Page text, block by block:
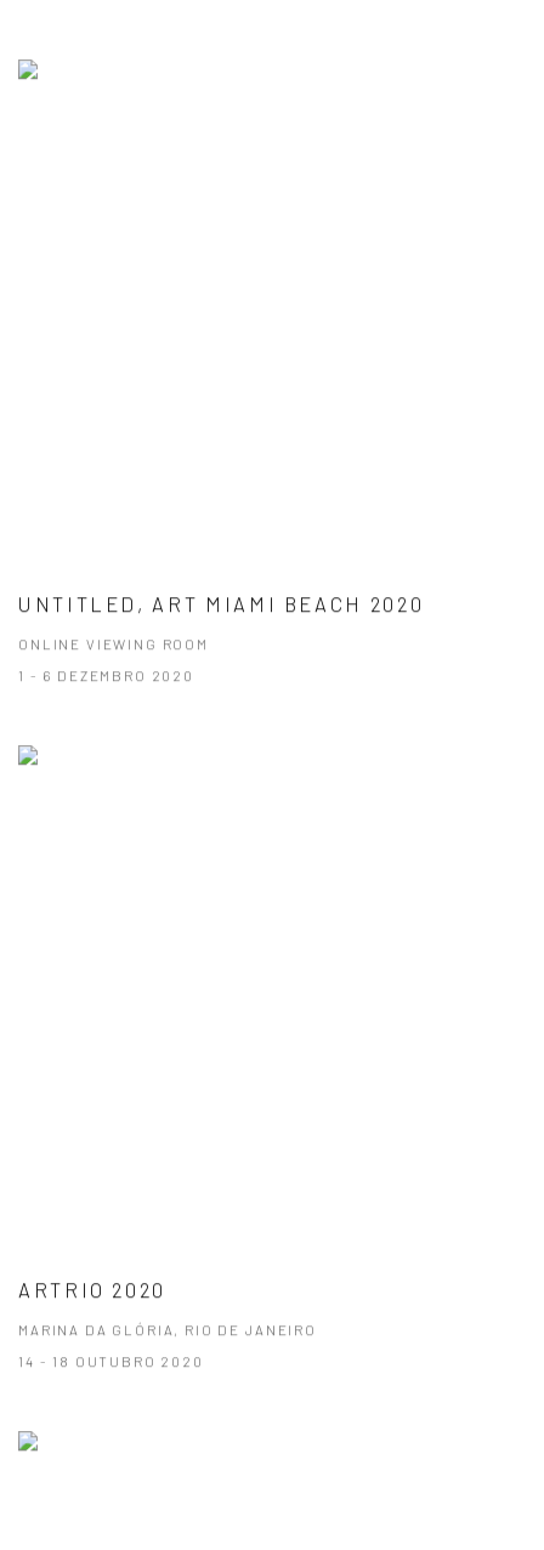
UNTITLED, ART MIAMI BEACH 2020
ONLINE VIEWING ROOM
1 - 6 DEZEMBRO 2020
ARTRIO 2020
MARINA DA GLÓRIA, RIO DE JANEIRO
14 - 18 OUTUBRO 2020